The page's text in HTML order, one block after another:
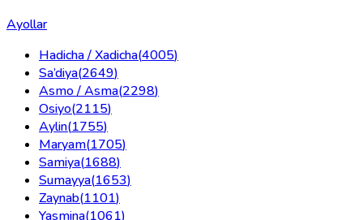
Ayollar
Hadicha / Xadicha(4005)
Sa’diya(2649)
Asmo / Asma(2298)
Osiyo(2115)
Aylin(1755)
Maryam(1705)
Samiya(1688)
Sumayya(1653)
Zaynab(1101)
Yasmina(1061)